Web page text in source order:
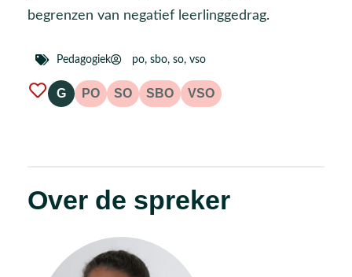
begrenzen van negatief leerlinggedrag.
Pedagogiek po, sbo, so, vso
G PO SO SBO VSO
Over de spreker